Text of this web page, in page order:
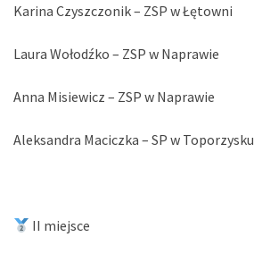
Karina Czyszczonik – ZSP w Łętowni
Laura Wołodźko – ZSP w Naprawie
Anna Misiewicz – ZSP w Naprawie
Aleksandra Maciczka – SP w Toporzysku
II miejsce